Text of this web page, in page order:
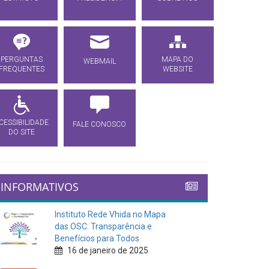
PERGUNTAS
WEBMAIL
MAPA DO
WEBSITE
DO SITE
FALE CONOSCO
INFORMATIVOS
Instituto Rede Vhida no Mapa
das OSC: Transparência e
Benefícios para Todos
16 de janeiro de 2025